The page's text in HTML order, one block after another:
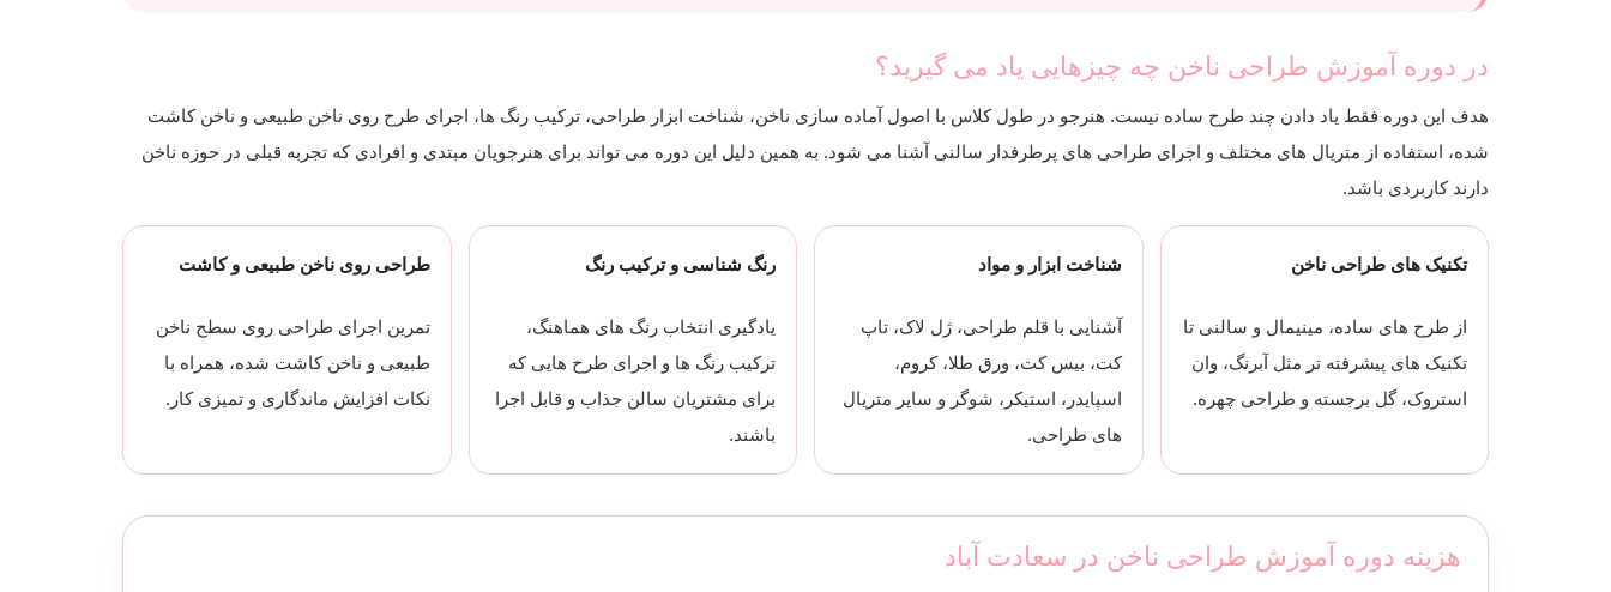
در دوره آموزش طراحی ناخن چه چیزهایی یاد می گیرید؟
هدف این دوره فقط یاد دادن چند طرح ساده نیست. هنرجو در طول کلاس با اصول آماده سازی ناخن، شناخت ابزار طراحی، ترکیب رنگ ها، اجرای طرح روی ناخن طبیعی و ناخن کاشت
شده، استفاده از متریال های مختلف و اجرای طراحی های پرطرفدار سالنی آشنا می شود. به همین دلیل این دوره می تواند برای هنرجویان مبتدی و افرادی که تجربه قبلی در حوزه ناخن
دارند کاربردی باشد.
تکنیک های طراحی ناخن
از طرح های ساده، مینیمال و سالنی تا
تکنیک های پیشرفته تر مثل آبرنگ، وان
استروک، گل برجسته و طراحی چهره.
شناخت ابزار و مواد
آشنایی با قلم طراحی، ژل لاک، تاپ
کت، بیس کت، ورق طلا، کروم،
اسپایدر، استیکر، شوگر و سایر متریال
های طراحی.
رنگ شناسی و ترکیب رنگ
یادگیری انتخاب رنگ های هماهنگ،
ترکیب رنگ ها و اجرای طرح هایی که
برای مشتریان سالن جذاب و قابل اجرا
باشند.
طراحی روی ناخن طبیعی و کاشت
تمرین اجرای طراحی روی سطح ناخن
طبیعی و ناخن کاشت شده، همراه با
نکات افزایش ماندگاری و تمیزی کار.
هزینه دوره آموزش طراحی ناخن در سعادت آباد